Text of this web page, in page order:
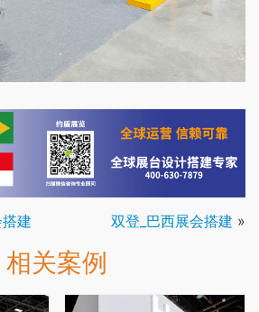
建 双登_巴西展会搭建 »
相关案例